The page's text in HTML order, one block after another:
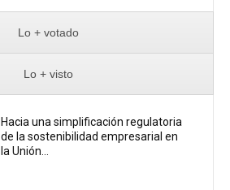
Lo + votado
Lo + visto
Hacia una simplificación regulatoria
de la sostenibilidad empresarial en
la Unión...